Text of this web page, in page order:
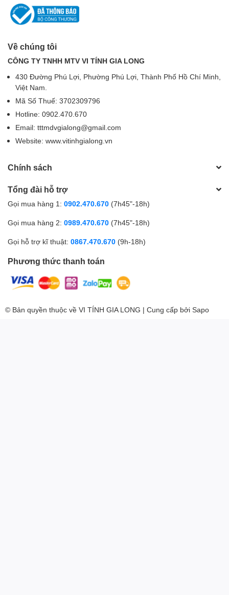
Về chúng tôi
CÔNG TY TNHH MTV VI TÍNH GIA LONG
430 Đường Phú Lợi, Phường Phú Lợi, Thành Phố Hồ Chí Minh,
Việt Nam.
Mã Số Thuế: 3702309796
Hotline: 0902.470.670
Email: tttmdvgialong@gmail.com
Website: www.vitinhgialong.vn
Chính sách
Tổng đài hỗ trợ
Gọi mua hàng 1: 0902.470.670 (7h45"-18h)
Gọi mua hàng 2: 0989.470.670 (7h45"-18h)
Gọi hỗ trợ kĩ thuật: 0867.470.670 (9h-18h)
Phương thức thanh toán
© Bản quyền thuộc về VI TÍNH GIA LONG | Cung cấp bởi Sapo